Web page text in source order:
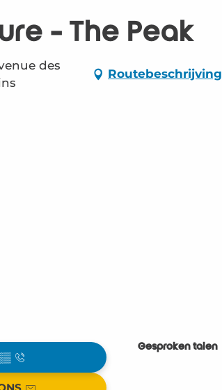
- The Peak
des
Routebeschrijving
Gesproken talen
Gesproken talen